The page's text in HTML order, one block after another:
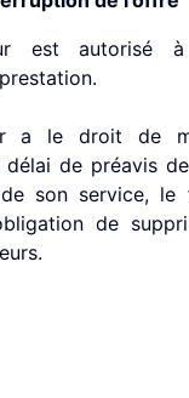
est autorisé
a le droit de
de préavis
son service, le
de